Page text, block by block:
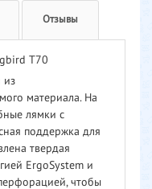
Отзывы
T70
из
материала. На
лямки с
поддержка для
твердая
ErgoSystem и
чтобы